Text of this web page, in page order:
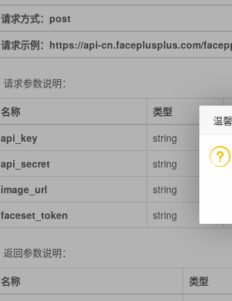
请求方式：post
请求示例：https://api-cn.faceplusplus.com/
请求参数说明：
名称 类型
api_key
string
api_secret
string
image_url
string
faceset_token
string
返回参数说明：
名称 类型
温